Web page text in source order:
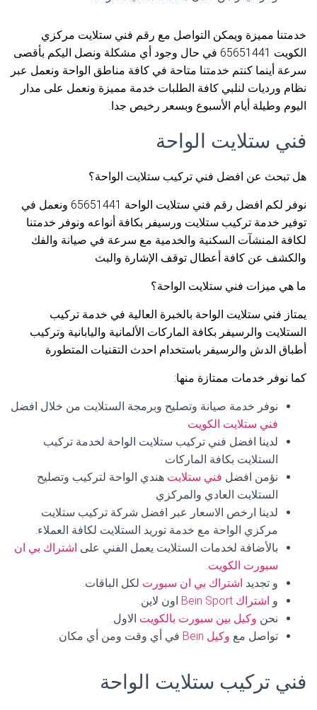
خدمتنا مميزة ويمكن التواصل مع رقم فني ستلايت مركزي
الكويت 65651441 في حال وجود أي مشكلة ونصل اليكم بأقصى
سرعة أينما كنتم خدمتنا متاحة في كافة مناطق الواحة ونعمل عبر
نظام ورديات لنلبي كافة الطلبات خدمة مميزة ونعمل على مدار
اليوم وطيلة أيام الأسبوع وبسعر رخيص جدا.
فني ستلايت الواحة
هل تبحث عن افضل فني تركيب ستلايت الواحة؟
نوفر لكم افضل رقم فني ستلايت الواحة 65651441 ونعمل في
توفير خدمة تركيب ستلايت ورسيفر بكافة أنواعه ونوفر خدمتنا
لكافة المنشآت السكنية والخدمية مع سرعة في صيانة والفك
والكشف عن كافة أعطال توقف الإشارة والبث
ما هي ميزات فني ستلايت الواحة؟
يمتاز فني ستلايت الواحة بالخبرة العالية في خدمة تركيب
الستلايت والرسيفر بكافة الماركات الألمانية واليابانية وتركيب
أطباق الدش والرسيفر باستخدام احدث التقنيات المتطورة
كما نوفر خدمات ممتازة منها:
نوفر خدمة صيانة وتصليح وبرمجة الستلايت من خلال افضل
فني ستلايت الكويت
لدينا افضل فني تركيب ستلايت الواحة لخدمة تركيب
الستلايت بكافة الماركات
نؤمن افضل فني ستلايت هندي الواحة لتركيب وتصليح
الستلايت العادي والمركزي
لدينا ارخص الاسعار عبر افضل شركة تركيب ستلايت
مركزي الواحة مع خدمة توريد الستلايت لكافة العملاء.
بالأضافة لخدمات الستلايت يعمل الفني على اشتراك بي ان
سبورت الكويت.
و تجديد اشتراك بي ان سبورت لكل الباقات.
و اشتراك Bein Sport
اون لاين.
نحن وكيل بين سبورت بالكويت الاول.
تواصل مع وكيل Bein في أي وقت ومن أي مكان.
فني تركيب ستلايت الواحة